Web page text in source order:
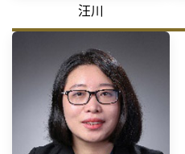
汪川